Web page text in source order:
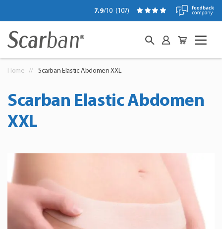
7.9/10 (107)
Home Scarban Elastic Abdomen XXL
Scarban Elastic Abdomen
XXL